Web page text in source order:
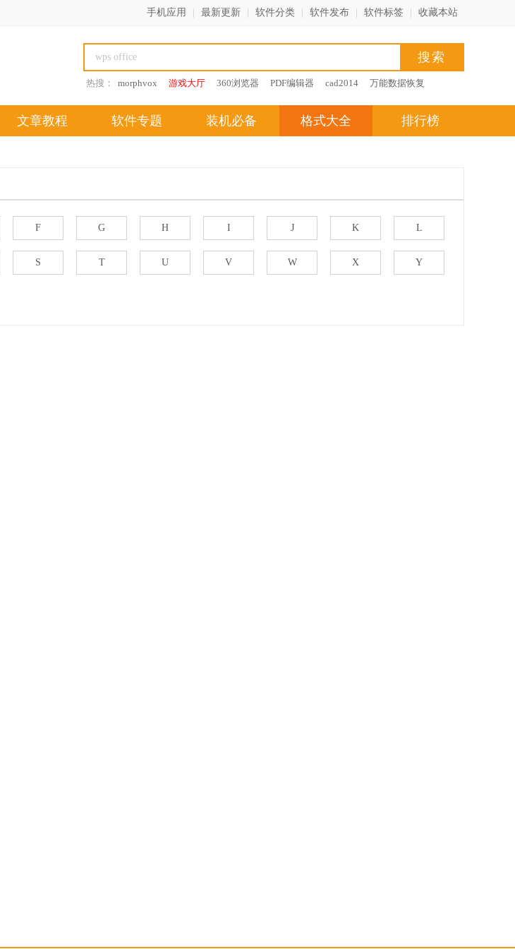
手机应用 最新更新 软件分类 软件发布 软件标签 收藏本站
热搜： morphvox 游戏大厅 360浏览器 PDF编辑器 cad2014 万能数据恢复
文章教程 软件专题 装机必备 格式大全 排行榜
F G H I J K L
S T U V W X Y